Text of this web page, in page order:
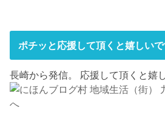
ポチッと応援して頂くと嬉しいで
長崎から発信。 応援して頂くと嬉